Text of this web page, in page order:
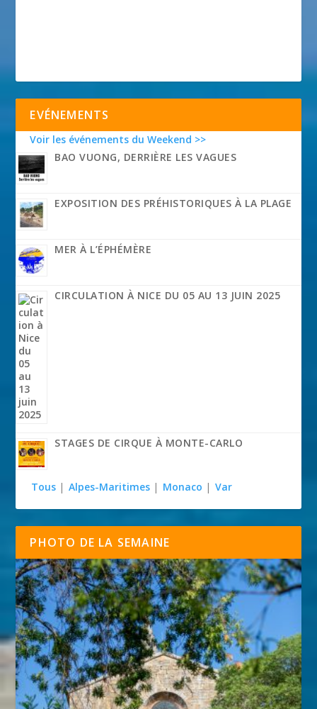
EVÉNEMENTS
Voir les événements du Weekend >>
BAO VUONG, DERRIÈRE LES VAGUES
EXPOSITION DES PRÉHISTORIQUES À LA PLAGE
MER À L’ÉPHÉMÈRE
CIRCULATION À NICE DU 05 AU 13 JUIN 2025
STAGES DE CIRQUE À MONTE-CARLO
Tous | Alpes-Maritimes | Monaco | Var
PHOTO DE LA SEMAINE